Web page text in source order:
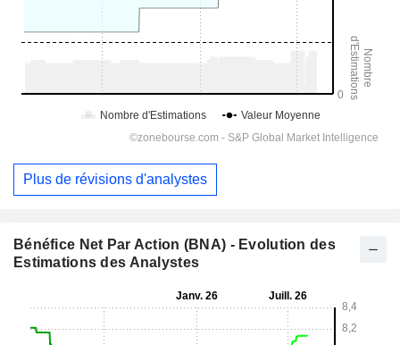
Plus de révisions d'analystes
Bénéfice Net Par Action (BNA) - Evolution des
Estimations des Analystes